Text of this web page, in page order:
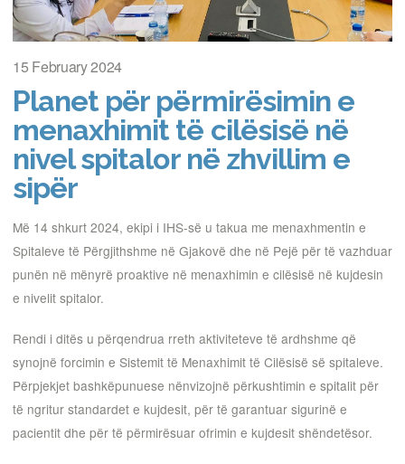
15 February 2024
Planet për përmirësimin e
menaxhimit të cilësisë në
nivel spitalor në zhvillim e
sipër
Më 14 shkurt 2024, ekipi i IHS-së u takua me menaxhmentin e
Spitaleve të Përgjithshme në Gjakovë dhe në Pejë për të vazhduar
punën në mënyrë proaktive në menaxhimin e cilësisë në kujdesin
e nivelit spitalor.
Rendi i ditës u përqendrua rreth aktiviteteve të ardhshme që
synojnë forcimin e Sistemit të Menaxhimit të Cilësisë së spitaleve.
Përpjekjet bashkëpunuese nënvizojnë përkushtimin e spitalit për
të ngritur standardet e kujdesit, për të garantuar sigurinë e
pacientit dhe për të përmirësuar ofrimin e kujdesit shëndetësor.